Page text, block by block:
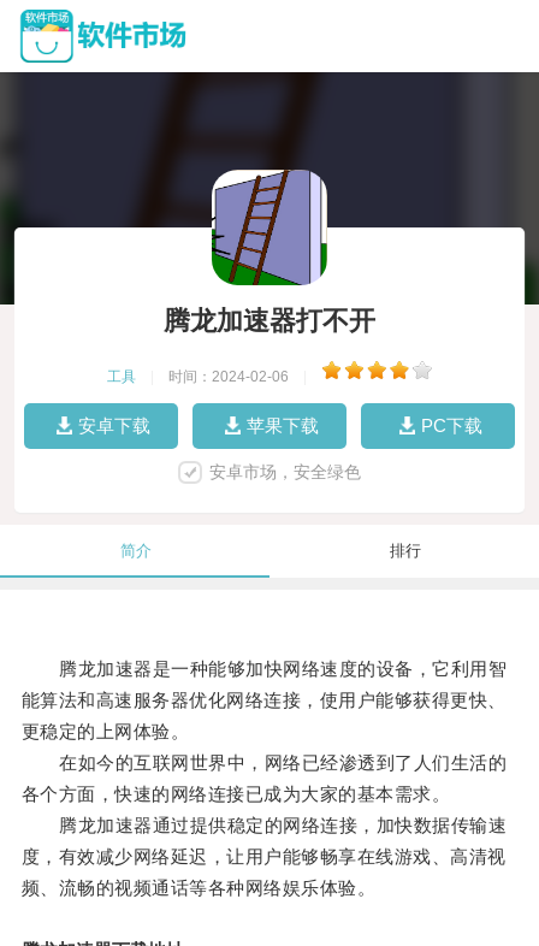
腾龙加速器打不开
工具 时间：2024-02-06
安卓下载 苹果下载 PC下载
安卓市场，安全绿色
简介 排行
腾龙加速器是一种能够加快网络速度的设备，它利用智
能算法和高速服务器优化网络连接，使用户能够获得更快、
更稳定的上网体验。
在如今的互联网世界中，网络已经渗透到了人们生活的
各个方面，快速的网络连接已成为大家的基本需求。
腾龙加速器通过提供稳定的网络连接，加快数据传输速
度，有效减少网络延迟，让用户能够畅享在线游戏、高清视
频、流畅的视频通话等各种网络娱乐体验。